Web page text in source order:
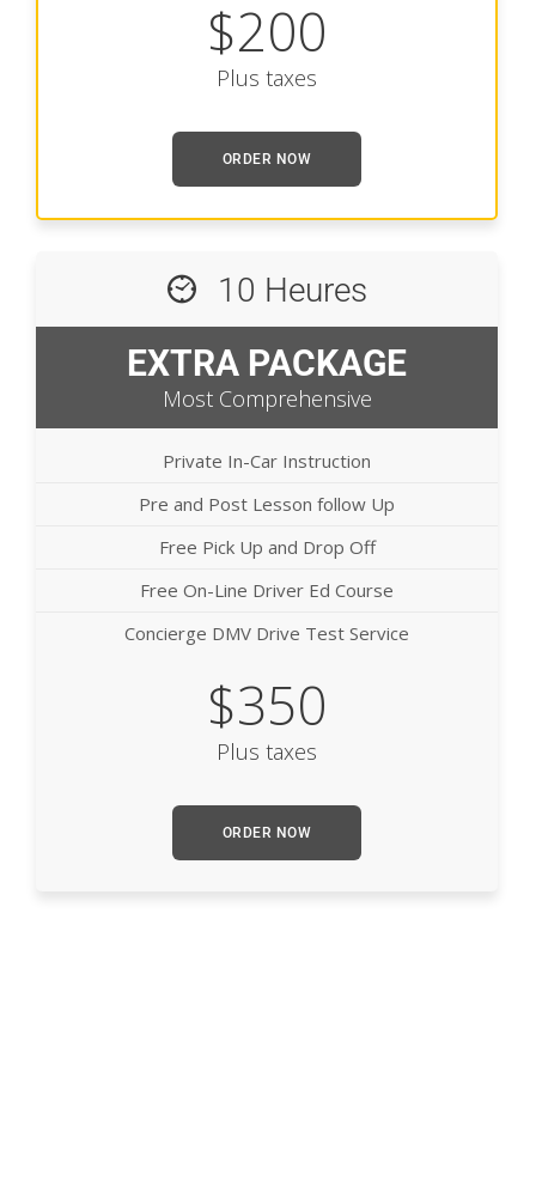
$200
Plus taxes
ORDER NOW
10 Heures
EXTRA PACKAGE
Most Comprehensive
Private In-Car Instruction
Pre and Post Lesson follow Up
Free Pick Up and Drop Off
Free On-Line Driver Ed Course
Concierge DMV Drive Test Service
$350
Plus taxes
ORDER NOW